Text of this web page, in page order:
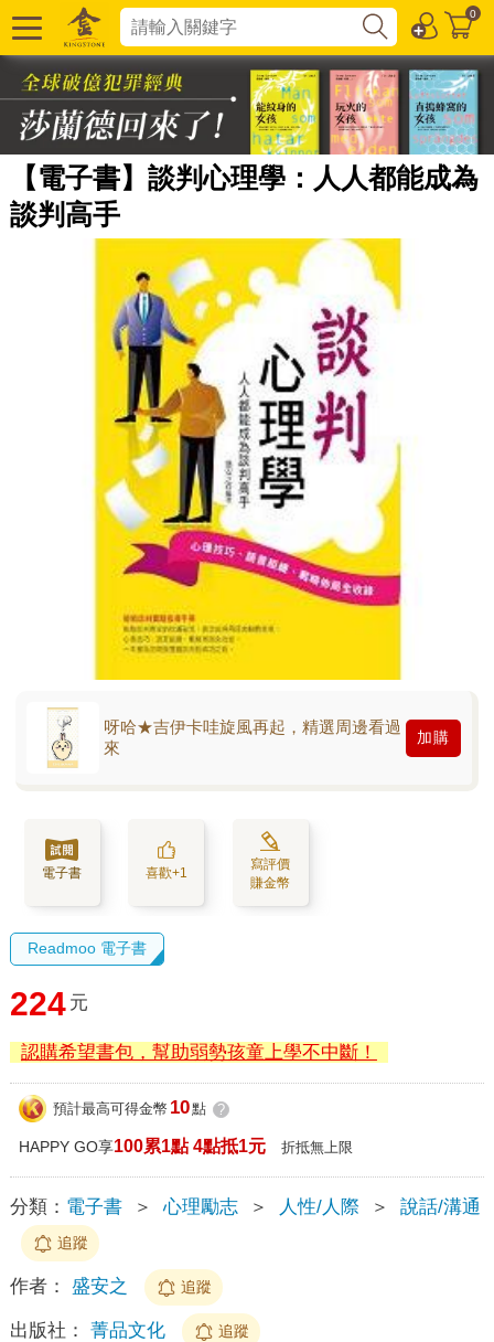
0
【電子書】談判心理學：人人都能成為
談判高手
呀哈★吉伊卡哇旋風再起，精選周邊看過
來
加購
電子書 喜歡+1
寫評價
賺金幣
Readmoo 電子書
224 元
認購希望書包，幫助弱勢孩童上學不中斷！
預計最高可得金幣 10點 ?
HAPPY GO享100累1點 4點抵1元 折抵無上限
分類： 電子書 ＞ 心理勵志 ＞ 人性/人際 ＞ 說話/溝通
追蹤
作者： 盛安之 追蹤
出版社： 菁品文化 追蹤